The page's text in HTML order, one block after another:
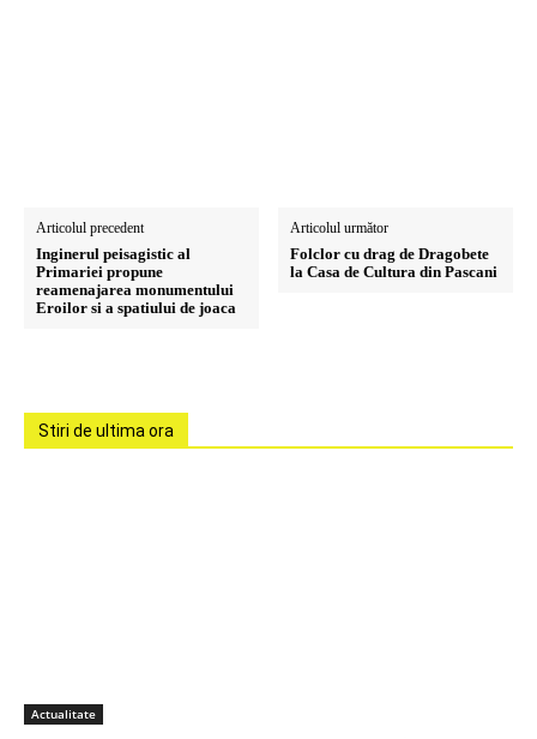
Articolul precedent
Inginerul peisagistic al
Primariei propune
reamenajarea monumentului
Eroilor si a spatiului de joaca
Articolul următor
Folclor cu drag de Dragobete
la Casa de Cultura din Pascani
Stiri de ultima ora
Actualitate